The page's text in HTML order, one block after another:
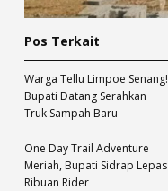
Pos Terkait
Warga Tellu Limpoe Senang!
Bupati Datang Serahkan
Truk Sampah Baru
One Day Trail Adventure
Meriah, Bupati Sidrap Lepas
Ribuan Rider